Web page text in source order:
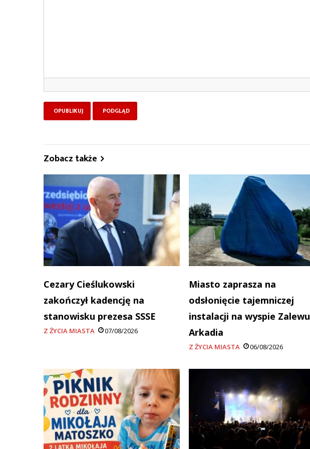
Zobacz także
Cezary Cieślukowski
zakończył kadencję na
stanowisku prezesa SSSE
Z ŻYCIA MIASTA 07/08/2026
Miasto zaprasza na
odsłonięcie tajemniczej
instalacji na wyspie Zalewu
Arkadia
Z ŻYCIA MIASTA 06/08/2026